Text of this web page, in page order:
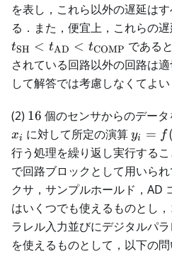
を表し，これら以外の遅延は
る．また，便宜上，これらの遅
tSH < tAD < tCOMP である
されている回路以外の回路は
して解答では考慮しなくてよい
(2) 16
16 個のセンサからのデー
x_i
xi に対して所定の演算y_i =
f(x_i)
yi = f(
行う処理を繰り返し実行する
で回路ブロックとして用いら
クサ，サンプルホールド，AD
はいくつでも使えるものとし
ラレル入力並びにデジタルパ
を使えるものとして，以下の